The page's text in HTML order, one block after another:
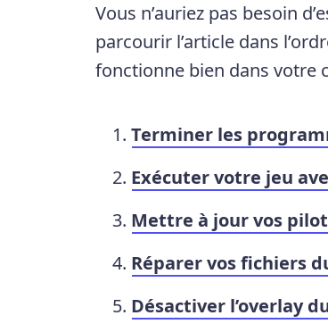
Vous n’auriez pas besoin
parcourir l’article dans
fonctionne bien dans votre
Terminer les
Exécuter votre jeu
Mettre à jour vos
Réparer vos fichiers
Désactiver l’overlay